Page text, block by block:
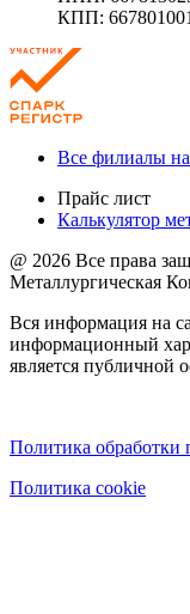
КПП: 667801001
Все филиалы на
Прайс лист
Калькулятор
@ 2026 Все права
Металлургическая
Вся информация на
информационный
является публичной
Политика обработки
Политика cookie